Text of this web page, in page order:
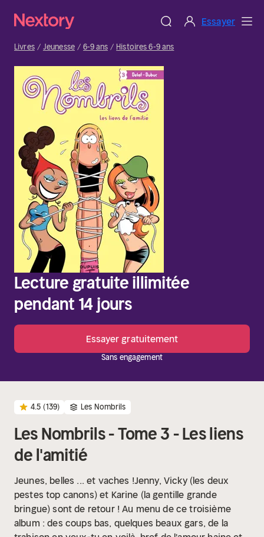
Essayer
Livres Jeunesse 6-9 ans Histoires 6-9 ans
Lecture gratuite illimitée
pendant 14 jours
Essayer gratuitement
Sans engagement
4.5 (139) Les Nombrils
Les Nombrils - Tome 3 - Les liens
de l'amitié
Jeunes, belles ... et vaches !Jenny, Vicky (les deux
pestes top canons) et Karine (la gentille grande
bringue) sont de retour ! Au menu de ce troisième
album : des coups bas, quelques beaux gars, de la